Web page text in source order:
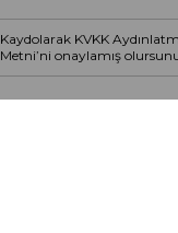
Kaydolarak KVKK
Metni’ni onaylamış